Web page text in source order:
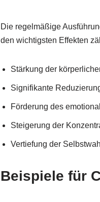
Die regelmäßige
den wichtigsten Effekten
Stärkung der
Signifikante
Förderung des
Steigerung der
Vertiefung der
Beispiele für